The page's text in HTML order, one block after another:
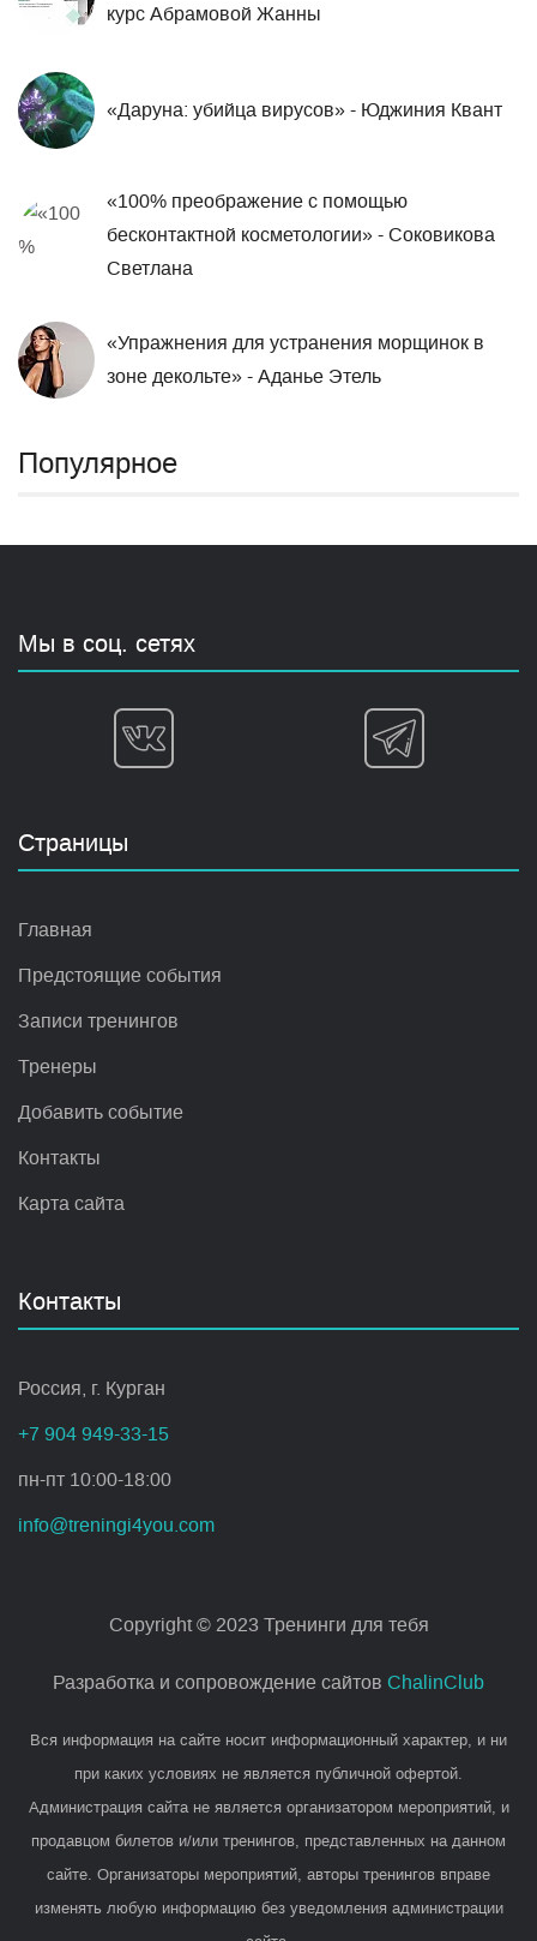
курс Абрамовой Жанны
«Даруна: убийца вирусов» - Юджиния Квант
«100% преображение ​с помощью
бесконтактной косметологии» - Соковикова
Светлана
«Упражнения для устранения морщинок в
зоне декольте» - Аданье Этель
Популярное
Мы в соц. сетях
Страницы
Главная
Предстоящие события
Записи тренингов
Тренеры
Добавить событие
Контакты
Карта сайта
Контакты
Россия, г. Курган
+7 904 949-33-15
пн-пт 10:00-18:00
info@treningi4you.com
Copyright © 2023 Тренинги для тебя
Разработка и сопровождение сайтов ChalinClub
Вся информация на сайте носит информационный характер, и ни
при каких условиях не является публичной офертой.
Администрация сайта не является организатором мероприятий, и
продавцом билетов и/или тренингов, представленных на данном
сайте. Организаторы мероприятий, авторы тренингов вправе
изменять любую информацию без уведомления администрации